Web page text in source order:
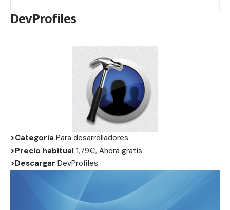
DevProfiles
>Categoria Para desarrolladores
>Precio habitual 1,79€, Ahora gratis
>Descargar DevProfiles